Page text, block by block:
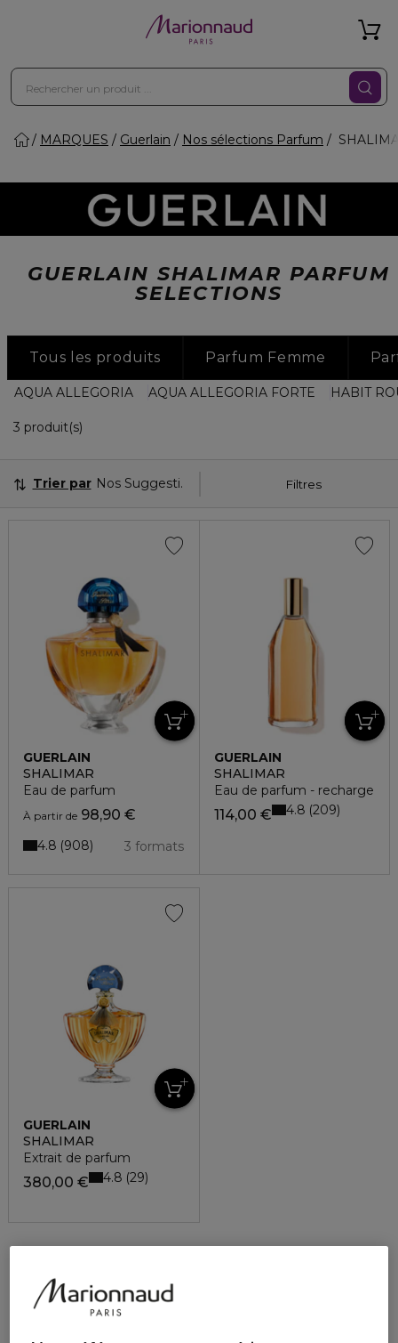
MARQUES Guerlain Nos sélections Parfum
GUERLAIN SHALIMAR PARFUM
SELECTIONS
Tous les produits Parfum Femme
AQUA ALLEGORIA AQUA ALLEGORIA FORTE HABIT
3 produit(s)
Filtres
Trier par Nos Suggestions
GUERLAIN
SHALIMAR
Eau de parfum
À partir de 98,90 €
3 formats
4.8 908
GUERLAIN
SHALIMAR
Eau de parfum - recharge
114,00 € 4.8 209
GUERLAIN
SHALIMAR
Extrait de parfum
380,00 € 4.8 29